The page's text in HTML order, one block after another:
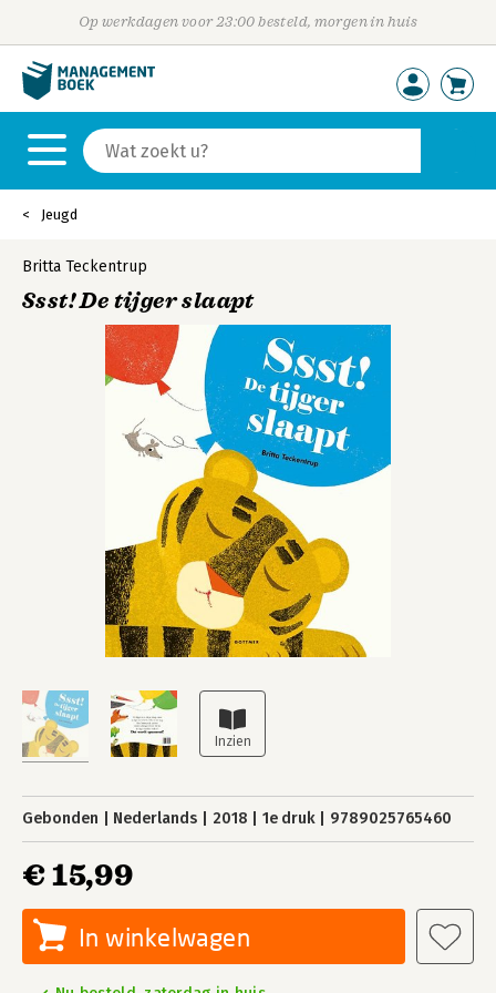
Op werkdagen voor 23:00 besteld, morgen in huis
Jeugd
Britta Teckentrup
Ssst! De tijger slaapt
Gebonden Nederlands 2018 1e druk 9789025765460
€ 15,99
In winkelwagen